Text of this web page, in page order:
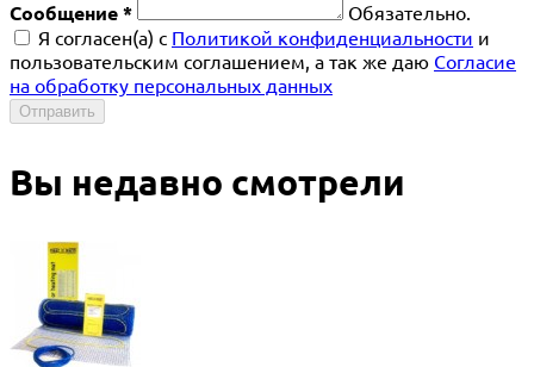
Сообщение *
Обязательно.
Я согласен(a) с Политикой конфиденциальности и
пользовательским соглашением, а так же даю Согласие
на обработку персональных данных
Отправить
Вы недавно смотрели